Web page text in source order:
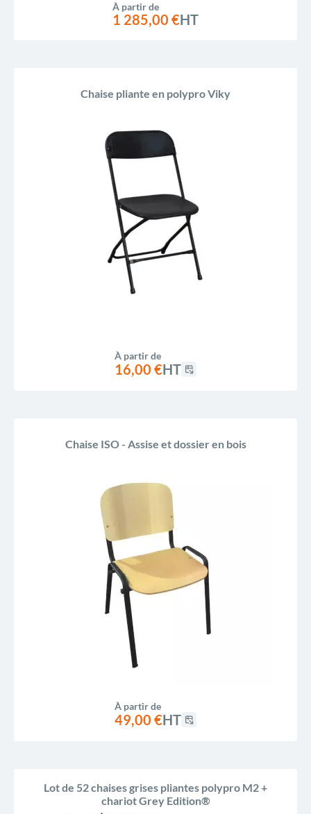
À partir de
1 285,00 €HT
Chaise pliante en polypro Viky
À partir de
16,00 €HT
Chaise ISO - Assise et dossier en bois
À partir de
49,00 €HT
Lot de 52 chaises grises pliantes polypro M2 +
chariot Grey Edition®